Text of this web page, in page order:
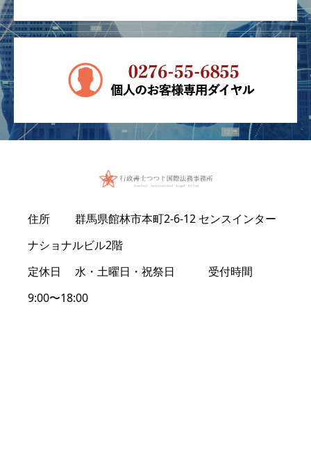
住所 群馬県館林市本町2-6-12 センスインター
ナショナルビル2階
定休日 水・土曜日・祝祭日 受付時間
9:00〜18:00